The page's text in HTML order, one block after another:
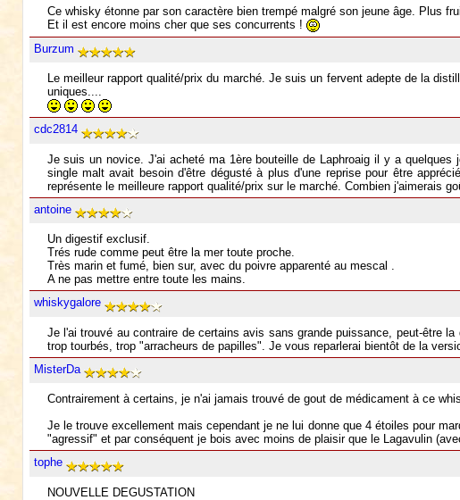
Ce whisky étonne par son caractère bien trempé malgré son jeune âge. Plus
Et il est encore moins cher que ses concurrents !
Burzum
Le meilleur rapport qualité/prix du marché. Je suis un fervent adepte de la
uniques....
cdc2814
Je suis un novice. J'ai acheté ma 1ère bouteille de Laphroaig il y a
single malt avait besoin d'être dégusté à plus d'une reprise pour être
représente le meilleure rapport qualité/prix sur le marché. Combien j'aimerais
antoine
Un digestif exclusif.
Trés rude comme peut être la mer toute proche.
Très marin et fumé, bien sur, avec du poivre apparenté au mescal .
A ne pas mettre entre toute les mains.
whiskygalore
Je l'ai trouvé au contraire de certains avis sans grande puissance, peut-être
trop tourbés, trop "arracheurs de papilles". Je vous reparlerai bientôt de la
MisterDa
Contrairement à certains, je n'ai jamais trouvé de gout de médicament à ce
Je le trouve excellement mais cependant je ne lui donne que 4 étoiles pour
"agressif" et par conséquent je bois avec moins de plaisir que le Lagavulin
tophe
NOUVELLE DEGUSTATION